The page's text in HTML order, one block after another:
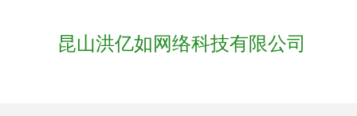
昆山洪亿如网络科技有限公司